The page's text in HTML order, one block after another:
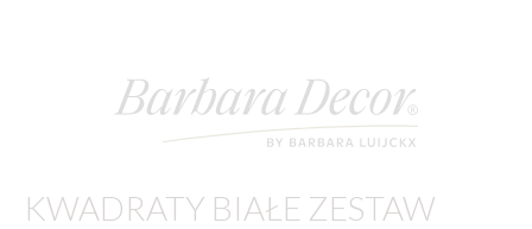
KWADRATY BIAŁE ZESTAW